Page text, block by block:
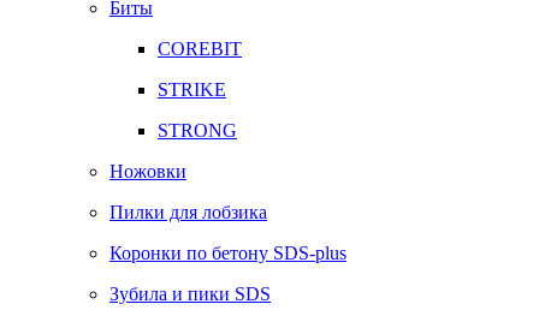
Биты
COREBIT
STRIKE
STRONG
Ножовки
Пилки для лобзика
Коронки по бетону SDS-plus
Зубила и пики SDS